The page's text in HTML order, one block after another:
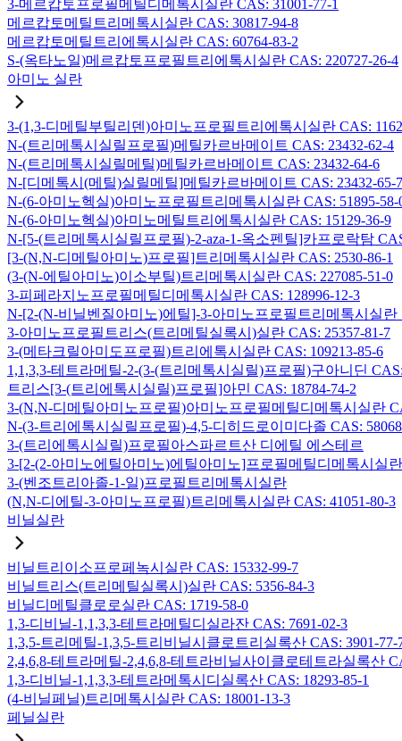
3-메르캅토프로필메틸디메톡시실란 CAS: 31001-77-1
메르캅토메틸트리메톡시실란 CAS: 30817-94-8
메르캅토메틸트리에톡시실란 CAS: 60764-83-2
S-(옥타노일)메르캅토프로필트리에톡시실란 CAS: 220727-26-4
아미노 실란
3-(1,3-디메틸부틸리덴)아미노프로필트리에톡시실란 CAS:
N-(트리메톡시실릴프로필)메틸카르바메이트 CAS: 23432-62-4
N-(트리메톡시실릴메틸)메틸카르바메이트 CAS: 23432-64-6
N-[디메톡시(메틸)실릴메틸]메틸카르바메이트 CAS: 23432-65-7
N-(6-아미노헥실)아미노프로필트리메톡시실란 CAS: 51895-58-
N-(6-아미노헥실)아미노메틸트리에톡시실란 CAS: 15129-36-9
N-[5-(트리메톡시실릴프로필)-2-aza-1-옥소펜틸]카프로락탐
[3-(N,N-디메틸아미노)프로필]트리메톡시실란 CAS: 2530-86-1
(3-(N-에틸아미노)이소부틸)트리메톡시실란 CAS: 227085-51-0
3-피페라지노프로필메틸디메톡시실란 CAS: 128996-12-3
N-[2-(N-비닐벤질아미노)에틸]-3-아미노프로필트리메톡시실란
3-아미노프로필트리스(트리메틸실록시)실란 CAS: 25357-81-7
3-(메타크릴아미도프로필)트리에톡시실란 CAS: 109213-85-6
1,1,3,3-테트라메틸-2-(3-(트리메톡시실릴)프로필)구아니딘
트리스[3-(트리에톡시실릴)프로필]아민 CAS: 18784-74-2
3-(N,N-디메틸아미노프로필)아미노프로필메틸디메톡시실란
N-(3-트리에톡시실릴프로필)-4,5-디히드로이미다졸 CAS:
3-(트리에톡시실릴)프로필아스파르트산 디에틸 에스테르
3-[2-(2-아미노에틸아미노)에틸아미노]프로필메틸디메톡시실란
3-(벤조트리아졸-1-일)프로필트리메톡시실란
(N,N-디에틸-3-아미노프로필)트리메톡시실란 CAS: 41051-80-3
비닐실란
비닐트리이소프로페녹시실란 CAS: 15332-99-7
비닐트리스(트리메틸실록시)실란 CAS: 5356-84-3
비닐디메틸클로로실란 CAS: 1719-58-0
1,3-디비닐-1,1,3,3-테트라메틸디실라잔 CAS: 7691-02-3
1,3,5-트리메틸-1,3,5-트리비닐시클로트리실록산 CAS: 3901-77-
2,4,6,8-테트라메틸-2,4,6,8-테트라비닐사이클로테트라실록산
1,3-디비닐-1,1,3,3-테트라메톡시디실록산 CAS: 18293-85-1
(4-비닐페닐)트리메톡시실란 CAS: 18001-13-3
페닐실란